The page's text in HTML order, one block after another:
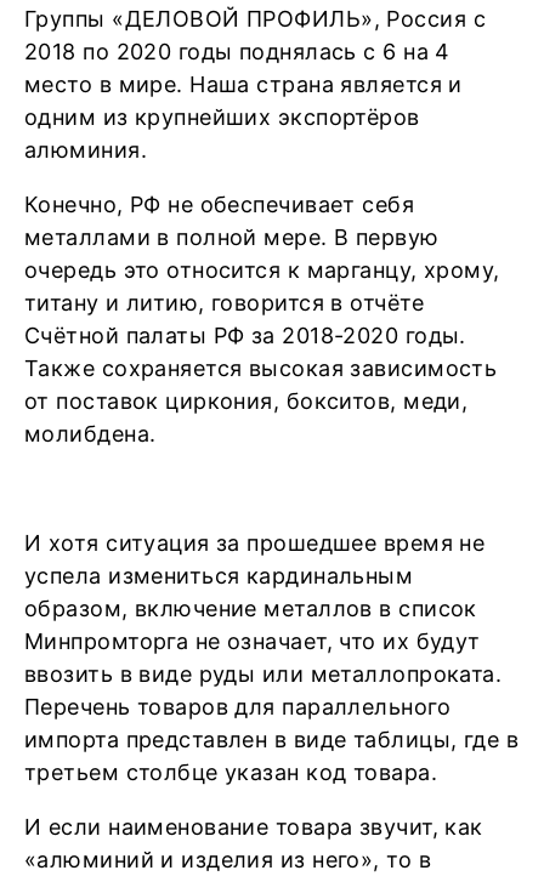
Группы «ДЕЛОВОЙ ПРОФИЛЬ», Россия с
2018 по 2020 годы поднялась с 6 на 4
место в мире. Наша страна является и
одним из крупнейших экспортёров
алюминия.
Конечно, РФ не обеспечивает себя
металлами в полной мере. В первую
очередь это относится к марганцу, хрому,
титану и литию, говорится в отчёте
Счётной палаты РФ за 2018-2020 годы.
Также сохраняется высокая зависимость
от поставок циркония, бокситов, меди,
молибдена.
И хотя ситуация за прошедшее время не
успела измениться кардинальным
образом, включение металлов в список
Минпромторга не означает, что их будут
ввозить в виде руды или металлопроката.
Перечень товаров для параллельного
импорта представлен в виде таблицы, где в
третьем столбце указан код товара.
И если наименование товара звучит, как
«алюминий и изделия из него», то в